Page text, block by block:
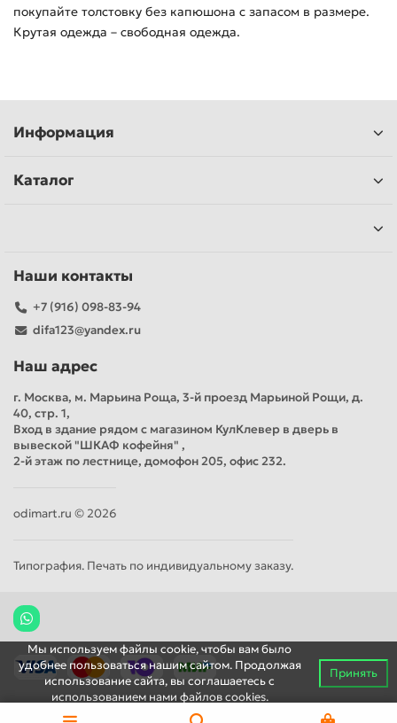
покупайте толстовку без капюшона с запасом в размере.
Крутая одежда – свободная одежда.
Информация
Каталог
Наши контакты
+7 (916) 098-83-94
difa123@yandex.ru
Наш адрес
г. Москва, м. Марьина Роща, 3-й проезд Марьиной Рощи, д.
40, стр. 1,
Вход в здание рядом с магазином КулКлевер в дверь в
вывеской "ШКАФ кофейня" ,
2-й этаж по лестнице, домофон 205, офис 232.
odimart.ru © 2026
Типография. Печать по индивидуальному заказу.
Мы используем файлы cookie, чтобы вам было
удобнее пользоваться нашим сайтом. Продолжая
использование сайта, вы соглашаетесь c
использованием нами файлов cookies.
Принять